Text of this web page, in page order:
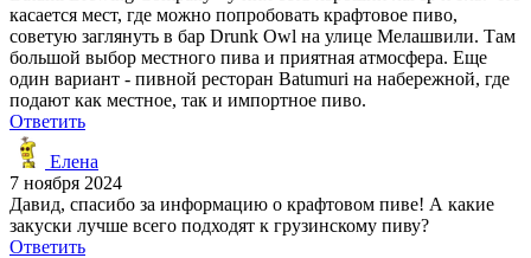
касается мест, где можно попробовать крафтовое пиво,
советую заглянуть в бар Drunk Owl на улице Мелашвили. Там
большой выбор местного пива и приятная атмосфера. Еще
один вариант - пивной ресторан Batumuri на набережной, где
подают как местное, так и импортное пиво.
Ответить
Елена
7 ноября 2024
Давид, спасибо за информацию о крафтовом пиве! А какие
закуски лучше всего подходят к грузинскому пиву?
Ответить